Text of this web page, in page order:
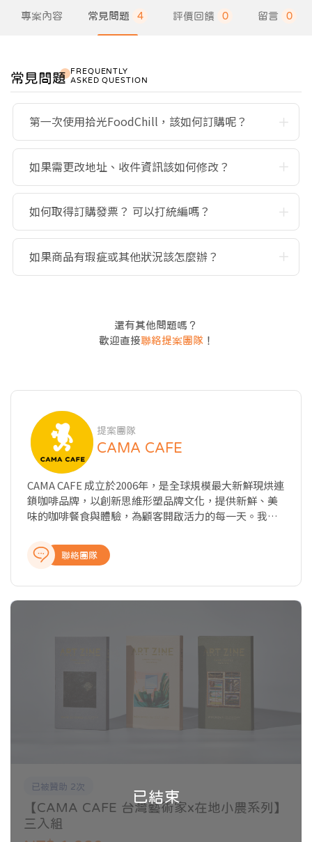
專案內容 常見問題 4 評價回饋 0 留言 0
常見問題FREQUENTLY
ASKED QUESTION
第一次使用拾光FoodChill，該如何訂購呢？
如果需更改地址、收件資訊該如何修改？
如何取得訂購發票？ 可以打統編嗎？
如果商品有瑕疵或其他狀況該怎麼辦？
還有其他問題嗎？
歡迎直接聯絡提案團隊 ！
提案團隊
CAMA CAFE
CAMA CAFE 成立於2006年，是全球規模最大新鮮現烘連
鎖咖啡品牌，以創新思維形塑品牌文化，提供新鮮、美
味的咖啡餐食與體驗，為顧客開啟活力的每一天。我們
豆、新鮮現烘到黃金萃取，講究從一顆生豆到一杯咖啡
的每一個環節，讓顧客享用一杯五感體驗的好咖啡，將
聯絡團隊
已結束
已被贊助 2次
【CAMA CAFE 台灣藝術家x在地小農系列】
三入組